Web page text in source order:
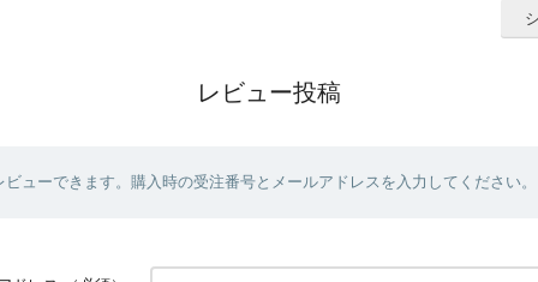
レビュー投稿
ューできます。購入時の受注番号とメールアドレスを入力してください。